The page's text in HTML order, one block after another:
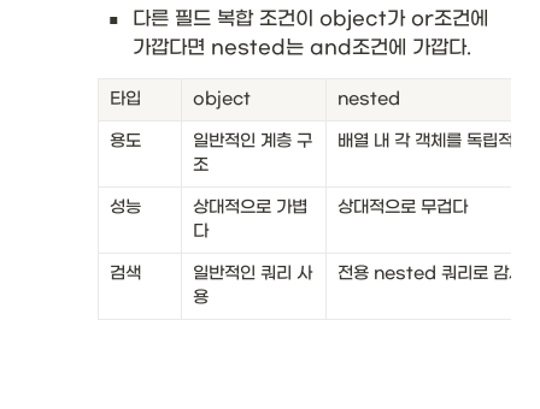
▪
다른 필드 복합 조건이 object가 or조건에
가깝다면 nested는 and조건에 가깝다.
타입 object nested
용도
일반적인 계층 구
조
배열 내 각 객체를 독립적으
성능
상대적으로 가볍
다
상대적으로 무겁다
검색
일반적인 쿼리 사
용
전용 nested 쿼리로 감싸